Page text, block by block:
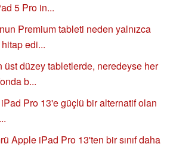
5 Pro in...
Premium tableti neden yalnızca
edi...
üst düzey tabletlerde, neredeyse her
b...
Pro 13'e güçlü bir alternatif olan
Apple iPad Pro 13'ten bir sınıf daha